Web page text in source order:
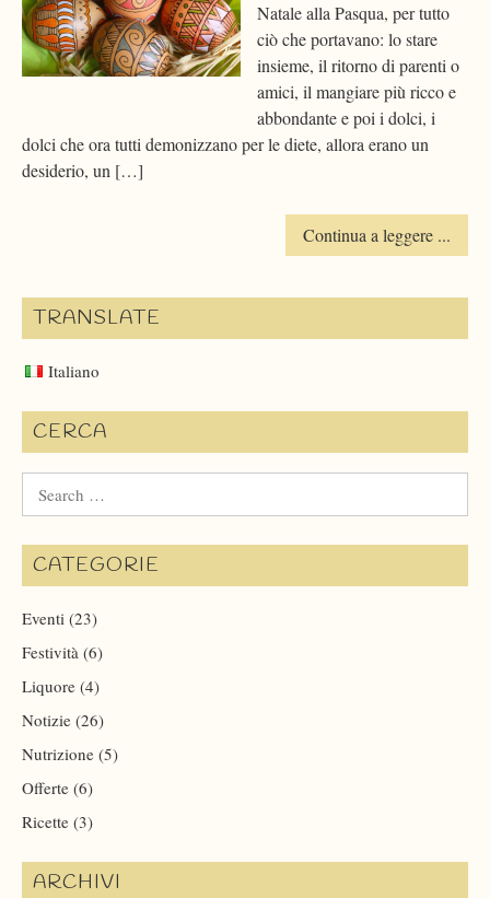
Natale alla Pasqua, per tutto
ciò che portavano: lo stare
insieme, il ritorno di parenti o
amici, il mangiare più ricco e
abbondante e poi i dolci, i
dolci che ora tutti demonizzano per le diete, allora erano un
desiderio, un […]
Continua a leggere ...
TRANSLATE
Italiano
CERCA
for:
CATEGORIE
Eventi (23)
Festività (6)
Liquore (4)
Notizie (26)
Nutrizione (5)
Offerte (6)
Ricette (3)
ARCHIVI